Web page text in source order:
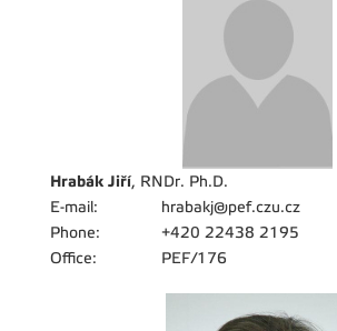
Hrabák Jiří, RNDr. Ph.D.
E-mail:
hrabakj@pef.czu.cz
Phone:
+420 22438 2195
Office:
PEF/176